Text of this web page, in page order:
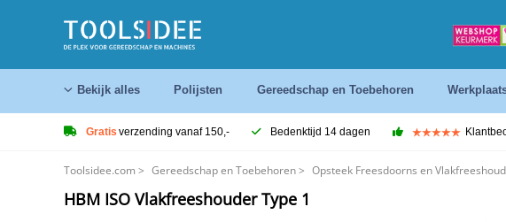
Bekijk alles Polijsten Gereedschap en Toebehoren
Gratis verzending vanaf 150,- Bedenktijd 14 dagen
Toolsidee.com > Gereedschap en Toebehoren> Opsteek Freesdoorns en
HBM ISO Vlakfreeshouder Type 1